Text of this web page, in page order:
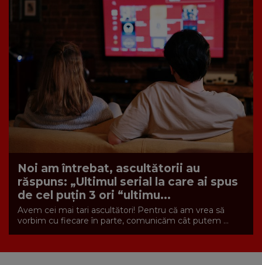
Noi am întrebat, ascultătorii au
răspuns: „Ultimul serial la care ai spus
de cel puțin 3 ori “ultimu...
Avem cei mai tari ascultători! Pentru că am vrea să
vorbim cu fiecare în parte, comunicăm cât putem ...